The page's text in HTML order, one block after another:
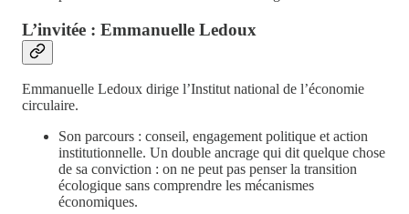
L’invitée : Emmanuelle Ledoux
Emmanuelle Ledoux dirige l’Institut national de l’économie
circulaire.
Son parcours : conseil, engagement politique et action
institutionnelle. Un double ancrage qui dit quelque chose
de sa conviction : on ne peut pas penser la transition
écologique sans comprendre les mécanismes
économiques.